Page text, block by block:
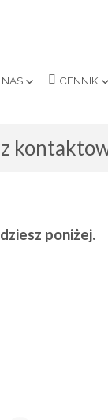
CENNIK
poniżej.